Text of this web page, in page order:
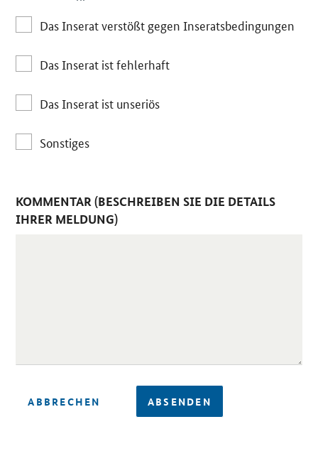
Das Inserat verstößt gegen Inseratsbedingungen
Das Inserat ist fehlerhaft
Das Inserat ist unseriös
Sonstiges
KOMMENTAR (BESCHREIBEN SIE DIE DETAILS
IHRER MELDUNG)
ABBRECHEN ABSENDEN